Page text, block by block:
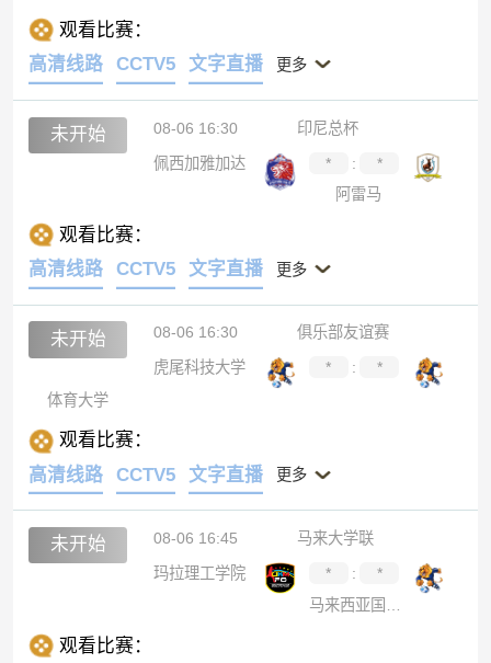
观看比赛：
高清线路
CCTV5 文字直播 更多
未开始 08-06 16:30
印尼总杯
佩西加雅加达
* :
*
阿雷马
观看比赛：
高清线路
CCTV5 文字直播 更多
未开始 08-06 16:30
俱乐部友谊赛
虎尾科技大学
* :
*
体育大学
观看比赛：
高清线路
CCTV5 文字直播 更多
未开始 08-06 16:45
马来大学联
玛拉理工学院
* :
*
观看比赛：